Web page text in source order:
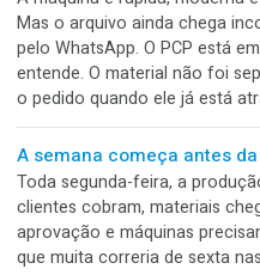
importante do rótulo.
A troca de turno que
A máquina estava
embalagem bonita e
mudou. Quem entrou viu a
e mexeu no botão. Minutos
desalinhadas e fora do